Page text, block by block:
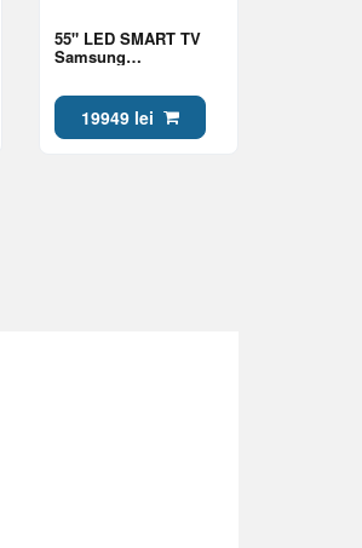
55" LED SMART TV
Samsung
Mini LED 4K UHD,
Tizen OS, Black
19949 lei